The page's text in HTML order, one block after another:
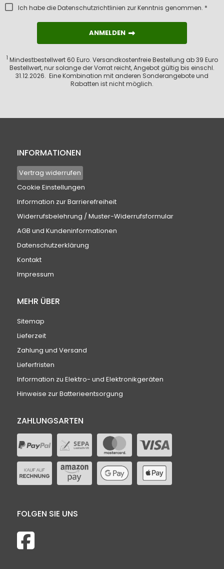
Ich habe dieDatenschutzrichtlinien zur Kenntnis genommen. *
ANMELDEN
ANMELDEN
1 Mindestbestellwert 60 Euro. Versandkostenfreie Bestellung ab 39 Euro
Bestellwert, nur solange der Vorrat reicht, Angebot gültig bis einschl.
31.12.2026. Eine Kombination mit anderen Sonderangebote und
Rabatten ist nicht möglich.
INFORMATIONEN
Vertrag widerrufen
Cookie Einstellungen
Information zur Barrierefreiheit
Widerrufsbelehrung / Muster-Widerrufsformular
AGB und Kundeninformationen
Datenschutzerklärung
Kontakt
Impressum
MEHR ÜBER
Sitemap
Lieferzeit
Zahlung und Versand
Lieferfristen
Information zu Elektro- und Elektronikgeräten
Hinweise zur Batterieentsorgung
ZAHLUNGSARTEN
FOLGEN SIE UNS